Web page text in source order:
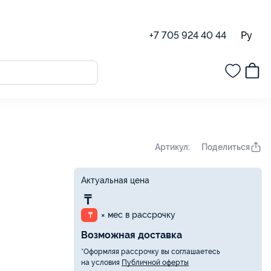
+7 705 924 40 44 Ру
Артикул: Поделиться
Актуальная цена
₸
₸ × мес в рассрочку
Возможная доставка
*Оформляя рассрочку вы соглашаетесь
на условия Публичной оферты